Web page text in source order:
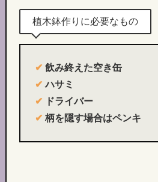
植木鉢作りに必要なもの
✔︎ 飲み終えた空き缶
✔︎ ハサミ
✔︎ ドライバー
✔︎ 柄を隠す場合はペンキ